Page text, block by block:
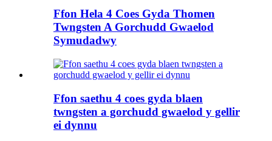
Ffon Hela 4 Coes Gyda Thomen
Twngsten A Gorchudd Gwaelod
Symudadwy
Ffon saethu 4 coes gyda blaen
twngsten a gorchudd gwaelod y gellir
ei dynnu